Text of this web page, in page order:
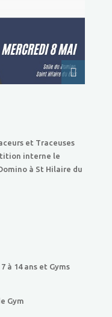
et Traceuses
interne le
à St Hilaire du
7 à 14 ans et Gyms
Gym